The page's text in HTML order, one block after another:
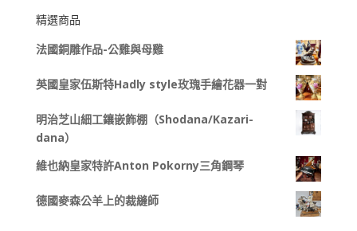
精選商品
法國銅雕作品-公雞與母雞
英國皇家伍斯特Hadly style玫瑰手繪花器一對
明治芝山細工鑲嵌飾棚（Shodana/Kazari-
dana）
維也納皇家特許Anton Pokorny三角鋼琴
德國麥森公羊上的裁縫師